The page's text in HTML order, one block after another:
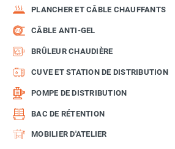
PLANCHER ET CÂBLE CHAUFFANTS
CÂBLE ANTI-GEL
BRÛLEUR CHAUDIÈRE
CUVE ET STATION DE DISTRIBUTION
POMPE DE DISTRIBUTION
BAC DE RÉTENTION
MOBILIER D'ATELIER